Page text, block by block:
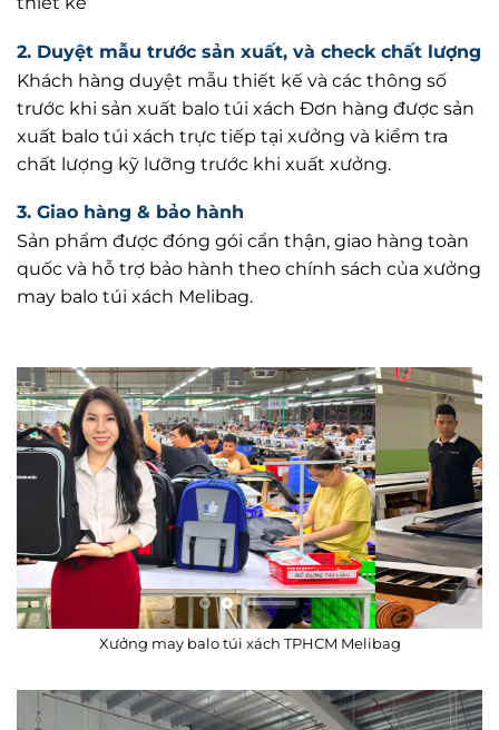
2. Duyệt mẫu trước sản xuất, và check chất lượng
trước khi sản xuất balo túi xách Đơn hàng được sản
xuất balo túi xách trực tiếp tại xưởng và kiểm tra
chất lượng kỹ lưỡng trước khi xuất xưởng.
3. Giao hàng & bảo hành
quốc và hỗ trợ bảo hành theo chính sách của xưởng
may balo túi xách Melibag.
Xưởng may balo túi xách TPHCM Melibag